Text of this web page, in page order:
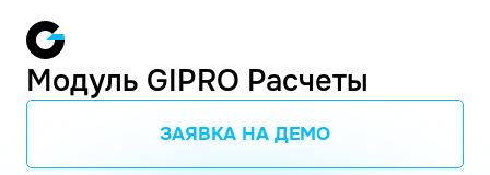
Модуль GIPRO Расчеты
ЗАЯВКА НА ДЕМО